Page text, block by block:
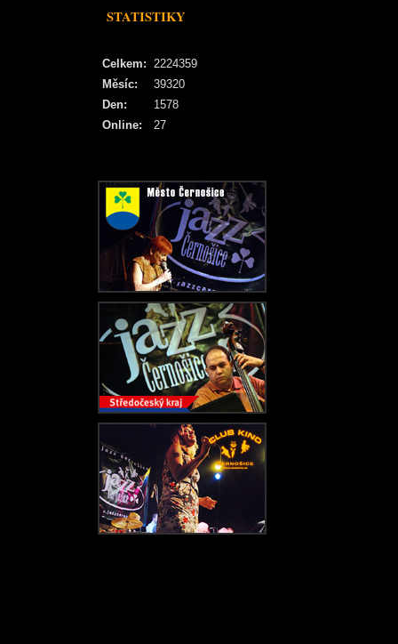
STATISTIKY
Online: 27
Celkem: 2224359
Měsíc:
39320
Den:
1578